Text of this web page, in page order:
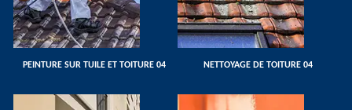
PEINTURE SUR TUILE ET TOITURE 04 NETTOYAGE DE TOITURE 04